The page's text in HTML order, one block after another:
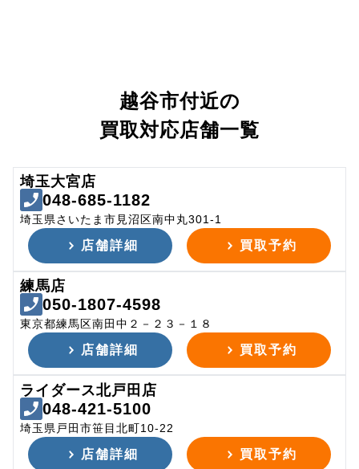
越谷市付近の
買取対応店舗一覧
埼玉大宮店
048-685-1182
埼玉県さいたま市見沼区南中丸301-1
店舗詳細 買取予約
練馬店
050-1807-4598
東京都練馬区南田中２－２３－１８
店舗詳細 買取予約
ライダース北戸田店
048-421-5100
埼玉県戸田市笹目北町10-22
店舗詳細 買取予約